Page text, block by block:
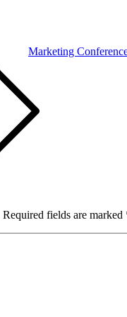
Marketing
Required fields are marked